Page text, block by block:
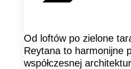
Od loftów po zielone
Reytana to harmonijne
współczesnej